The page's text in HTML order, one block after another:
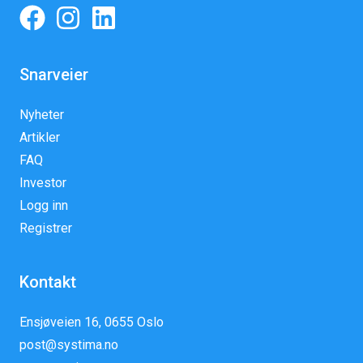
Snarveier
Nyheter
Artikler
FAQ
Investor
Logg inn
Registrer
Kontakt
Ensjøveien 16, 0655 Oslo
post@systima.no